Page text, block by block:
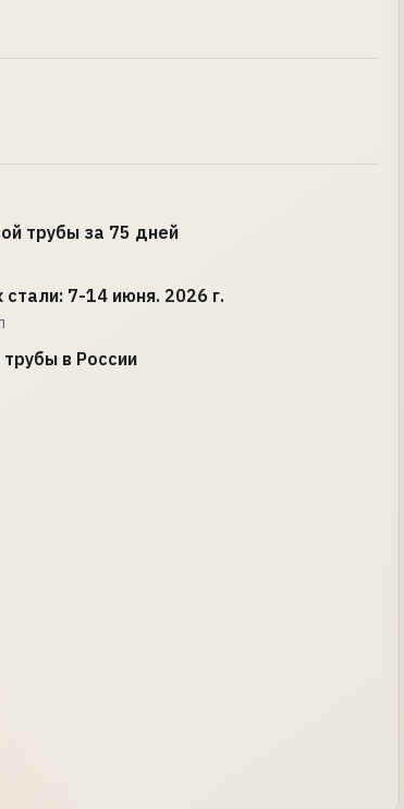
трубы за 75 дней
7-14 июня. 2026 г.
в России